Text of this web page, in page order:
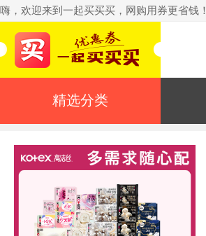
嗨，欢迎来到一起买买买，网购用券更省钱！
精选分类